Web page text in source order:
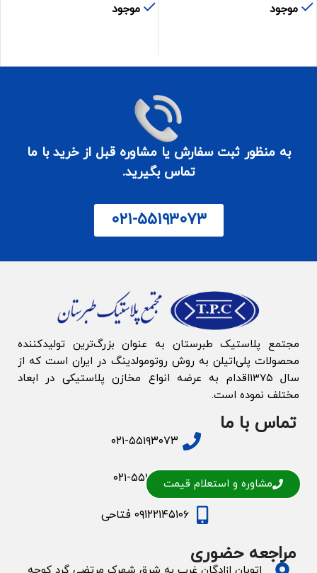
موجود
موجود
به منظور ثبت سفارش یا مشاوره قبل از خرید با ما
تماس بگیرید.
۰۲۱-۵۵۱۹۳۰۷۳
مجتمع پلاستیک طبرستان به‌ عنوان بزرگ‌‌ترین تولیدکننده
محصولات پلی‌اتیلن به روش روتومولدینگ در ایران است که از
سال ۱۳۷۵اقدام به عرضه انواع مخازن پلاستیکی در ابعاد
مختلف نموده است.
مشاوره و استعلام قیمت
تماس با ما
۰۲۱-۵۵۱۹۳۰۷۳
۰۲۱-۵۵۱۹۲۸۱۳
۰۹۱۲۲۱۴۵۱۰۶ فتاحی
مراجعه حضوری